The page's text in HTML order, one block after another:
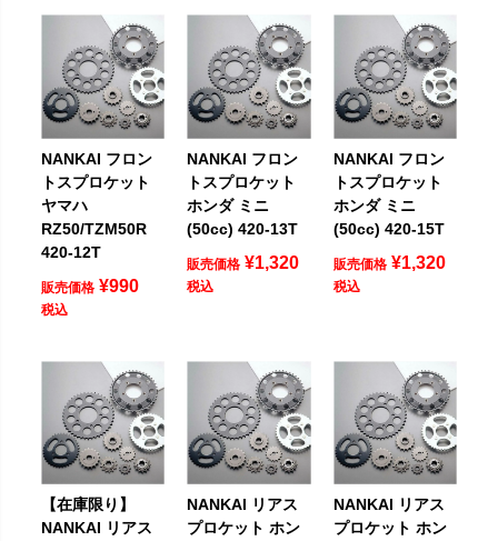
NANKAI フロン
トスプロケット
ヤマハ
RZ50/TZM50R
420-12T
販売価格 ¥990
税込
NANKAI フロン
トスプロケット
ホンダ ミニ
(50cc) 420-13T
販売価格 ¥1,320
税込
NANKAI フロン
トスプロケット
ホンダ ミニ
(50cc) 420-15T
販売価格 ¥1,320
税込
【在庫限り】
NANKAI リアス
NANKAI リアス
プロケット ホン
NANKAI リアス
プロケット ホン